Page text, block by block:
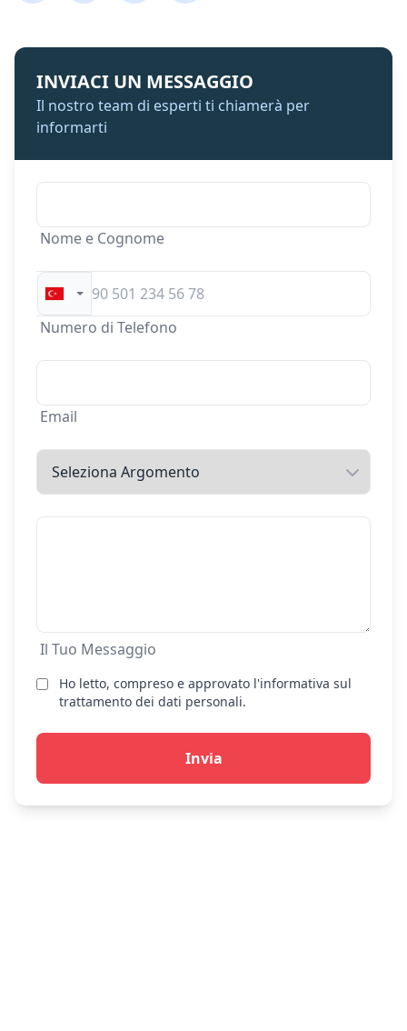
INVIACI UN MESSAGGIO
Il nostro team di esperti ti chiamerà per
informarti
Nome e Cognome
Numero di Telefono
Email
Il Tuo Messaggio
Ho letto, compreso e approvato l'informativa sul
trattamento dei dati personali.
Invia